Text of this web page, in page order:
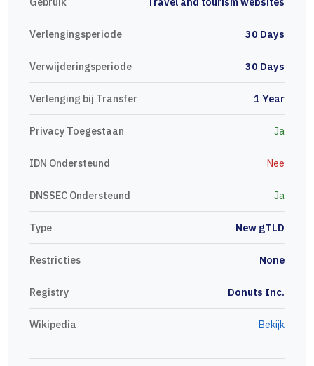
Verlengingsperiode 30 Days
Verwijderingsperiode 30 Days
Verlenging bij Transfer 1 Year
Privacy Toegestaan Ja
IDN Ondersteund Nee
DNSSEC Ondersteund Ja
Type New gTLD
Restricties None
Registry Donuts Inc.
Wikipedia Bekijk